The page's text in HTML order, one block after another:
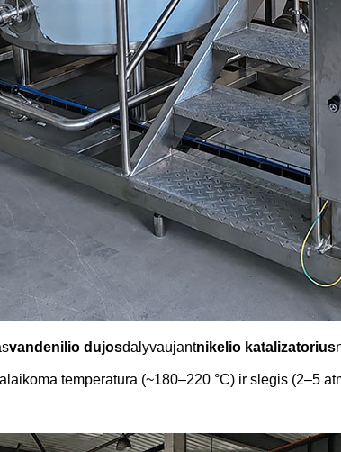
vandenilio dujosdalyvaujantnikelio katalizatorius
temperatūra (~180–220 °C) ir slėgis (2–5